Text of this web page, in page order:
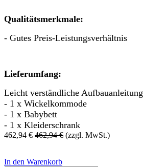
Qualitätsmerkmale:
- Gutes Preis-Leistungsverhältnis
Lieferumfang:
Leicht verständliche Aufbauanleitung
- 1 x Wickelkommode
- 1 x Babybett
- 1 x Kleiderschrank
462,94 € 462,94€ (zzgl. MwSt.)
In den Warenkorb